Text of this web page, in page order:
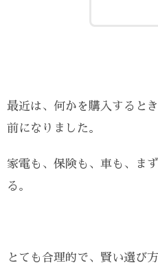
最近は、何かを購入すると
前になりました。
家電も、保険も、車も、ま
る。
とても合理的で、賢い選び方